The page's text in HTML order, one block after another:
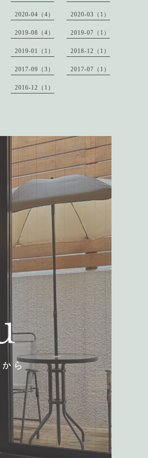
2020-04（4） 2020-03（1）
2019-08（4） 2019-07（1）
2019-01（1） 2018-12（1）
2017-09（3） 2017-07（1）
2016-12（1）